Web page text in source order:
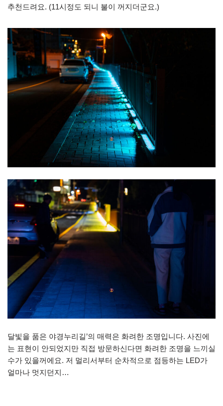
추천드려요. (11시정도 되니 불이 꺼지더군요.)
달빛을 품은 야경누리길’의 매력은 화려한 조명입니다. 사진에
는 표현이 안되었지만 직접 방문하신다면 화려한 조명을 느끼실
수가 있을꺼에요. 저 멀리서부터 순차적으로 점등하는 LED가
얼마나 멋지던지…